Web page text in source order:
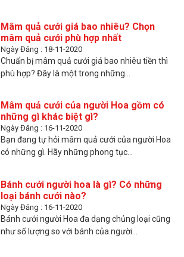
Mâm quả cưới giá bao nhiêu? Chọn
mâm quả cưới phù hợp nhất
Ngày Đăng : 18-11-2020
Chuẩn bị mâm quả cưới giá bao nhiêu tiền thì
phù hợp? Đây là một trong những...
Mâm quả cưới của người Hoa gồm có
những gì khác biệt gì?
Ngày Đăng : 16-11-2020
Bạn đang tự hỏi mâm quả cưới của người Hoa
có những gì. Hãy những phong tục...
Bánh cưới người hoa là gì? Có những
loại bánh cưới nào?
Ngày Đăng : 16-11-2020
Bánh cưới người Hoa đa dạng chủng loại cũng
như số lượng so với bánh của người...